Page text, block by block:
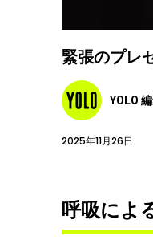
緊張のプレ
YOLO
2025年11月26日
呼吸によ